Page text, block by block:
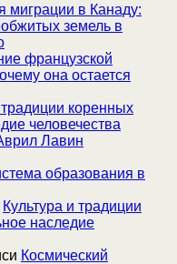
миграции в Канаду:
земель в
французской
она остается
традиции коренных
человечества
Лавин
образования в
Культура и традиции
наследие
Космический